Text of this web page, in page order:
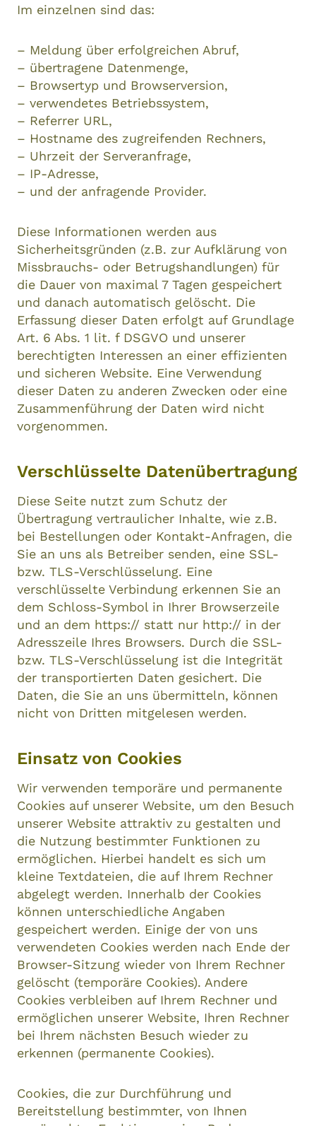
Im einzelnen sind das:
– Meldung über erfolgreichen Abruf,
– übertragene Datenmenge,
– Browsertyp und Browserversion,
– verwendetes Betriebssystem,
– Referrer URL,
– Hostname des zugreifenden Rechners,
– Uhrzeit der Serveranfrage,
– IP-Adresse,
– und der anfragende Provider.
Diese Informationen werden aus
Sicherheitsgründen (z.B. zur Aufklärung von
Missbrauchs- oder Betrugshandlungen) für
die Dauer von maximal 7 Tagen gespeichert
und danach automatisch gelöscht. Die
Erfassung dieser Daten erfolgt auf Grundlage
Art. 6 Abs. 1 lit. f DSGVO und unserer
berechtigten Interessen an einer effizienten
und sicheren Website. Eine Verwendung
dieser Daten zu anderen Zwecken oder eine
Zusammenführung der Daten wird nicht
vorgenommen.
Verschlüsselte Datenübertragung
Diese Seite nutzt zum Schutz der
Übertragung vertraulicher Inhalte, wie z.B.
bei Bestellungen oder Kontakt-Anfragen, die
Sie an uns als Betreiber senden, eine SSL-
bzw. TLS-Verschlüsselung. Eine
verschlüsselte Verbindung erkennen Sie an
dem Schloss-Symbol in Ihrer Browserzeile
und an dem https:// statt nur http:// in der
Adresszeile Ihres Browsers. Durch die SSL-
bzw. TLS-Verschlüsselung ist die Integrität
der transportierten Daten gesichert. Die
Daten, die Sie an uns übermitteln, können
nicht von Dritten mitgelesen werden.
Einsatz von Cookies
Wir verwenden temporäre und permanente
Cookies auf unserer Website, um den Besuch
unserer Website attraktiv zu gestalten und
die Nutzung bestimmter Funktionen zu
ermöglichen. Hierbei handelt es sich um
kleine Textdateien, die auf Ihrem Rechner
abgelegt werden. Innerhalb der Cookies
können unterschiedliche Angaben
gespeichert werden. Einige der von uns
verwendeten Cookies werden nach Ende der
Browser-Sitzung wieder von Ihrem Rechner
gelöscht (temporäre Cookies). Andere
Cookies verbleiben auf Ihrem Rechner und
ermöglichen unserer Website, Ihren Rechner
bei Ihrem nächsten Besuch wieder zu
erkennen (permanente Cookies).
Cookies, die zur Durchführung und
Bereitstellung bestimmter, von Ihnen